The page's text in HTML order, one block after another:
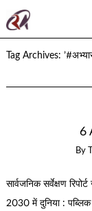
Tag Archives:
6
By
सार्वजनिक सर्वेक्षण
2030 में दुनिया : पब्लिक